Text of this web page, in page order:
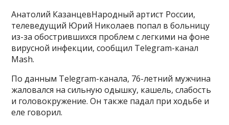
Анатолий КазанцевНародный артист России,
телеведущий Юрий Николаев попал в больницу
из-за обострившихся проблем с легкими на фоне
вирусной инфекции, сообщил Telegram-канал
Mash.
По данным Telegram-канала, 76-летний мужчина
жаловался на сильную одышку, кашель, слабость
и головокружение. Он также падал при ходьбе и
еле говорил.